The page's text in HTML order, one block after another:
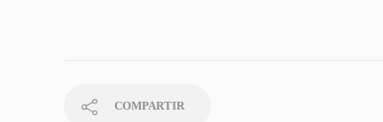
COMPARTIR